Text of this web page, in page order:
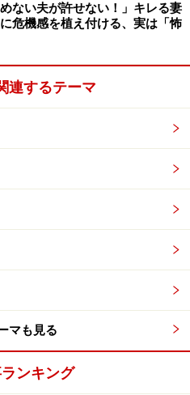
めない夫が許せない！」キレる妻
危機感を植え付ける、実は「怖
連するテーマ
マも見る
ンキング